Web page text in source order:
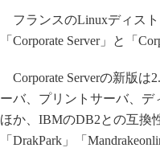
フランスのLinuxディスト
「Corporate Server」と「
Corporate Serverの新版
ーバ、プリントサーバ、デ
ほか、IBMのDB2との互換
「DrakPark」「